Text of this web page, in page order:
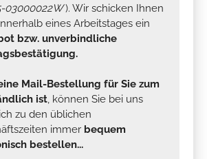
03000022W). Wir schicken Ihnen
eines Arbeitstages ein
bzw. unverbindliche
Mail-Bestellung für Sie zum
ist, können Sie bei uns
zu den üblichen
immer bequem
bestellen...